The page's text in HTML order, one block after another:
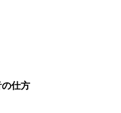
仕方